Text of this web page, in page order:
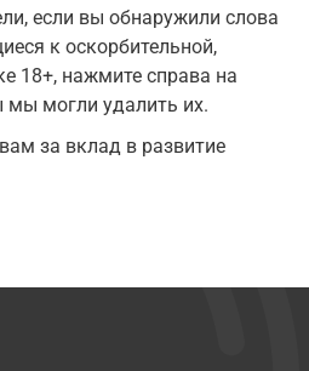
если вы обнаружили слова
к оскорбительной,
18+, нажмите справа на
мы могли удалить их.
за вклад в развитие